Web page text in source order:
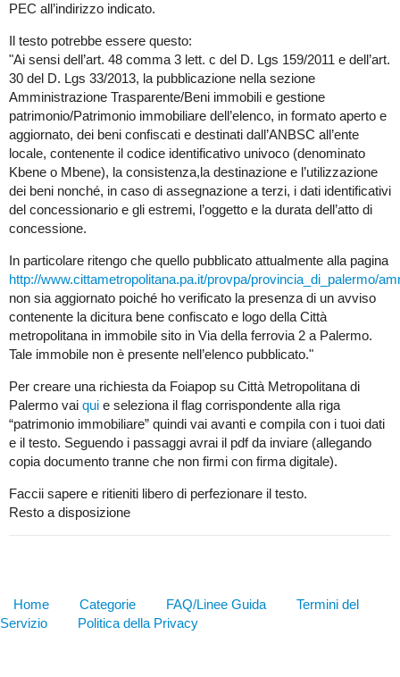
PEC all’indirizzo indicato.
Il testo potrebbe essere questo:
"Ai sensi dell’art. 48 comma 3 lett. c del D. Lgs 159/2011 e dell’art.
30 del D. Lgs 33/2013, la pubblicazione nella sezione
Amministrazione Trasparente/Beni immobili e gestione
patrimonio/Patrimonio immobiliare dell’elenco, in formato aperto e
aggiornato, dei beni confiscati e destinati dall’ANBSC all’ente
locale, contenente il codice identificativo univoco (denominato
Kbene o Mbene), la consistenza,la destinazione e l’utilizzazione
dei beni nonché, in caso di assegnazione a terzi, i dati identificativi
del concessionario e gli estremi, l’oggetto e la durata dell’atto di
concessione.
In particolare ritengo che quello pubblicato attualmente alla pagina
http://www.cittametropolitana.pa.it/provpa/provincia_di_palermo/
non sia aggiornato poiché ho verificato la presenza di un avviso
contenente la dicitura bene confiscato e logo della Città
metropolitana in immobile sito in Via della ferrovia 2 a Palermo.
Tale immobile non è presente nell’elenco pubblicato."
Per creare una richiesta da Foiapop su Città Metropolitana di
Palermo vai qui e seleziona il flag corrispondente alla riga
“patrimonio immobiliare” quindi vai avanti e compila con i tuoi dati
e il testo. Seguendo i passaggi avrai il pdf da inviare (allegando
copia documento tranne che non firmi con firma digitale).
Faccii sapere e ritieniti libero di perfezionare il testo.
Resto a disposizione
Home Categorie FAQ/Linee Guida
Termini del
Servizio
Politica della Privacy